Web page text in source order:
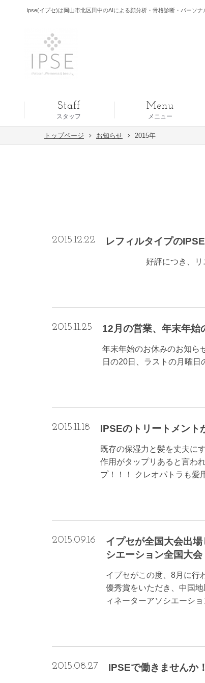
ipse(イプセ)は岡山市北区田中のAIによる顔分析・骨格診断・パーソ
スタッフ
Staff
メニュー
Menu
トップページ お知らせ 2015年
2015.12.22 レフィルタイプの
好評につき、リニュー
2015.11.25 12月の営業、年末年始
年末年始のお休みのお知ら
日の20日、ラストの月曜
2015.11.18 IPSEのトリートメント
既存の保湿力と髪を丈夫に
作用がタップリあると言わ
プ！！！ クレオパトラも愛
2015.09.16
イプセが全国大会出
シエーション全国大会
イプセがこの度、8月に行
優秀賞をいただき、中国
ィネーターアソシエーシ
2015.08.27 IPSEで働きませんか